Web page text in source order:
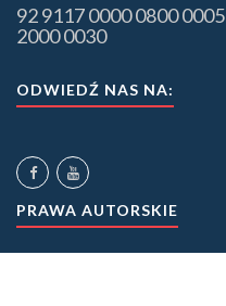
92 9117 0000 0800 0005
2000 0030
ODWIEDŹ NAS NA:
PRAWA AUTORSKIE